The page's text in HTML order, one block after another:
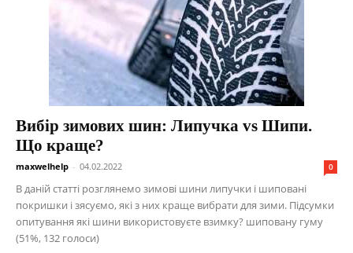
Вибір зимових шин: Липучка vs Шипи.
Що краще?
maxwelhelp - 04.02.2022 0
В даній статті розглянемо зимові шини липучки і шиповані
покришки і зясуємо, які з них краще вибрати для зими. Підсумки
опитування які шини використовуєте взимку? шиповану гуму
(51%, 132 голоси)